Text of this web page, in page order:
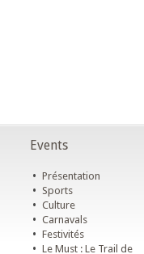
Events
• Présentation
• Sports
• Culture
• Carnavals
• Festivités
• Le Must : Le Trail de